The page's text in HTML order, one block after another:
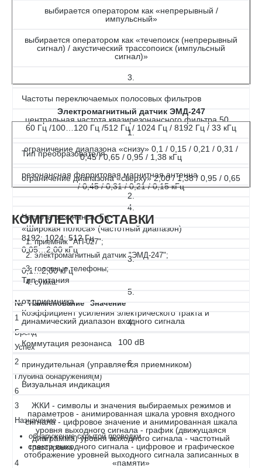
выбирается оператором как «непрерывный /
импульсный»
выбирается оператором как «течепоиск (непрерывный
сигнал) / акустический трассопоиск (импульсный
сигнал)»
3.
Частоты переключаемых полосовых фильтров
центральная частота квазирезонансного фильтра 50…
60 Гц /100…120 Гц /512 Гц / 1024 Гц / 8192 Гц / 33 кГц
ограничение диапазона «снизу» 0,1 / 0,15 / 0,21 / 0,31 /
0,45 / 0,65 / 0,95 / 1,38 кГц
ограничение диапазона «сверху» 2,00 / 1,38 / 0,95 / 0,65
/ 0,45 / 0,31 / 0,21 / 0,15 кГц
4.
«Широкая полоса» (частотный диапазон)
0,05…2,00 кГц
0,1…2,00 кГц
5.
Коэффициент усиления электрического тракта и
динамический диапазон входного сигнала
100 dB
6.
Визуальная индикация
ЖКИ - символы и значения выбираемых режимов и
параметров - анимированная шкала уровня входного
сигнала - цифровое значение и анимированная шкала
уровня выходного сигнала - график (движущаяся
диаграмма) уровня выходного сигнала - частотный
спектр выходного сигнала - цифровое и графическое
отображение уровней выходного сигнала записанных в
«памяти»
Электромагнитный датчик ЭМД-247
1.
Тип преобразователя
резонансная ферритовая магнитная антенна
2.
Частота резонанса, Гц
8192; 1024; 512 Гц
3.
Тип питания
от приемника
4.
Коммутация резонанса
принудительная (управляется приемником)
КОМПЛЕКТ ПОСТАВКИ
приемник "АП-027";
электромагнитный датчик "ЭМД-247";
головные телефоны;
сумка.
№ Наименование
Значение
1
Бренд
Успех
2
Глубина обнаружения(м)
6
3
Назначение
обнаружение скрытой проводки
трассировка
4